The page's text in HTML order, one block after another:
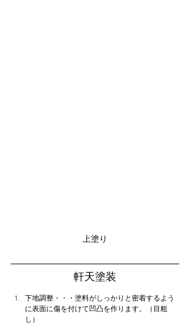
上塗り
軒天塗装
下地調整・・・塗料がしっかりと密着するよう
に表面に傷を付けて凹凸を作ります。（目粗
し）